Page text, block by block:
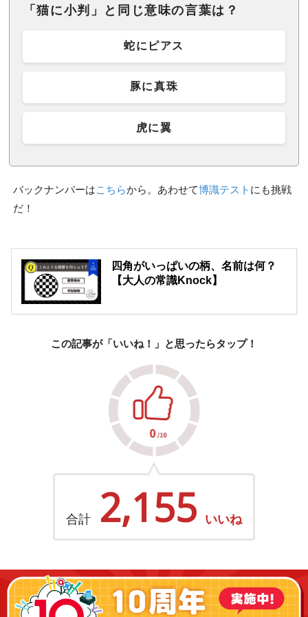
「猫に小判」と同じ意味の言葉は？
蛇にピアス
豚に真珠
虎に翼
バックナンバーはこちらから。あわせて博識テスト にも挑戦
だ！
四角がいっぱいの柄、名前は何？
【大人の常識Knock】
この記事が「いいね！」と思ったらタップ！
合計 2,155 いいね